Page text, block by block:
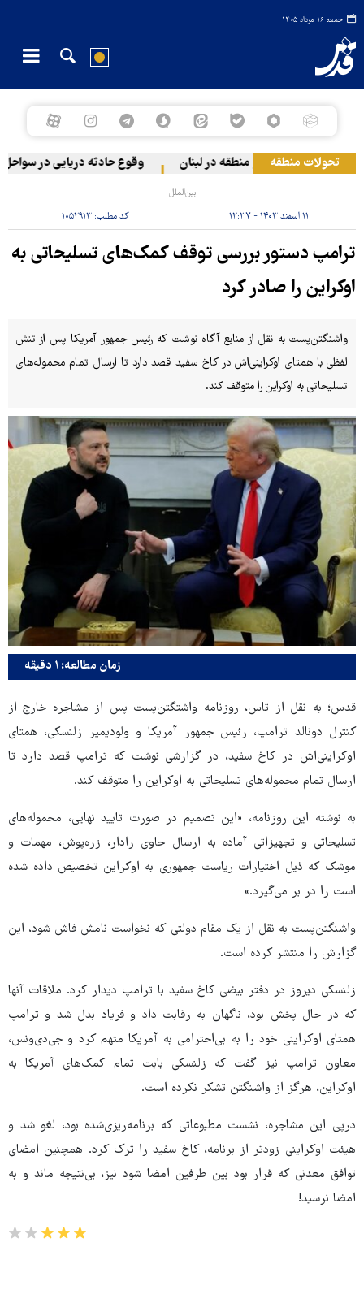
جمعه ۱۶ مرداد ۱۴۰۵
تحولات منطقه
صهیونیستی به دو منطقه در لبنان وقوع حادثه دریایی در سواحل
بین‌الملل
۱۱ اسفند ۱۴۰۳ - ۱۲:۳۷ کد مطلب:۱۰۵۲۹۱۳
ترامپ دستور بررسی توقف کمک‌های تسلیحاتی به
اوکراین را صادر کرد
واشنگتن‌پست به نقل از منابع آگاه نوشت که رئیس جمهور آمریکا پس از تنش
لفظی با همتای اوکراینی‌اش در کاخ سفید قصد دارد تا ارسال تمام محموله‌های
تسلیحاتی به اوکراین را متوقف کند.
زمان مطالعه: ۱ دقیقه
قدس؛ به نقل از تاس، روزنامه واشتگتن‌پست پس از مشاجره خارج از
کنترل دونالد ترامپ، رئیس جمهور آمریکا و ولودیمیر زلنسکی، همتای
اوکراینی‌اش در کاخ سفید، در گزارشی نوشت که ترامپ قصد دارد تا
ارسال تمام محموله‌های تسلیحاتی به اوکراین را متوقف کند.
به نوشته این روزنامه، «این تصمیم در صورت تایید نهایی، محموله‌های
تسلیحاتی و تجهیزاتی آماده به ارسال حاوی رادار، زره‌پوش، مهمات و
موشک که ذیل اختیارات ریاست جمهوری به اوکراین تخصیص داده شده
است را در بر می‌گیرد.»
واشنگتن‌پست به نقل از یک مقام دولتی که نخواست نامش فاش شود، این
گزارش را منتشر کرده است.
زلنسکی دیروز در دفتر بیضی کاخ سفید با ترامپ دیدار کرد. ملاقات آنها
که در حال پخش بود، ناگهان به رقابت داد و فریاد بدل شد و ترامپ
همتای اوکراینی خود را به بی‌احترامی به آمریکا متهم کرد و جی‌دی‌ونس،
معاون ترامپ نیز گفت که زلنسکی بابت تمام کمک‌های آمریکا به
اوکراین، هرگز از واشنگتن تشکر نکرده است.
درپی این مشاجره، نشست مطبوعاتی که برنامه‌ریزی‌شده بود، لغو شد و
هیئت اوکراینی زودتر از برنامه، کاخ سفید را ترک کرد. همچنین امضای
توافق معدنی که قرار بود بین طرفین امضا شود نیز، بی‌نتیجه ماند و به
امضا نرسید!